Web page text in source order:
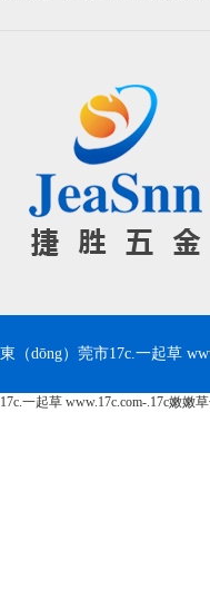
東（dōng）莞市17c.一起草
17c.一起草 www.17c.com-.17c嫩嫩